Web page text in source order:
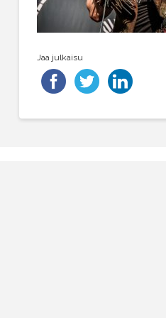
Jaa julkaisu